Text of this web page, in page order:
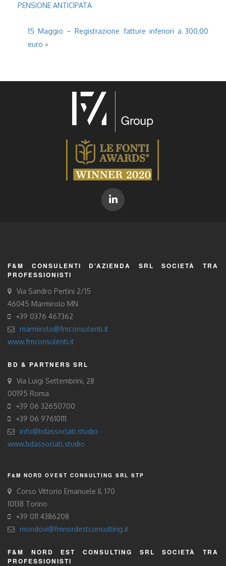
PENSIONE ANTICIPATA
15 Maggio – Registrazione fatture inferiori a 300,00
euro »
F&M CONSULENTI D’AZIENDA SRL SOCIETÀ TRA
PROFESSIONISTI
Via Sandro Pertini 2/15
46045 Marmirolo MN
+39 0376 467362
marmirolo@fmconsulenti.it
www.fmconsulenti.it
BD & PARTNERS SRL
Via Luigi Settembrini, 28
00195 Roma
+39 06 32650700
+39 06 97610111
info@bdassociati.studio
www.bdassociati.studio
F&M NORD OVEST CONSULTING SRL STP
Corso Vittorio Emanuele II, 170
10138 Torino
+39 011 4386208
mondovi@fmnordestconsulting.it
F&M NORD EST CONSULTING SRL SOCIETÀ TRA
PROFESSIONISTI